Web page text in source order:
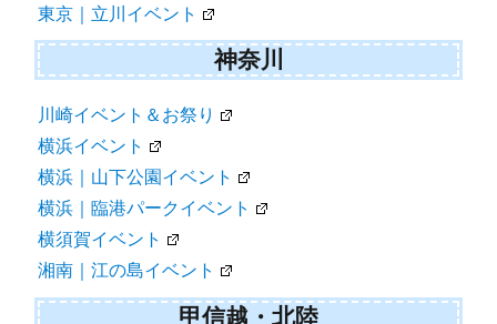
東京｜立川イベント
神奈川
川崎イベント＆お祭り
横浜イベント
横浜｜山下公園イベント
横浜｜臨港パークイベント
横須賀イベント
湘南｜江の島イベント
甲信越・北陸